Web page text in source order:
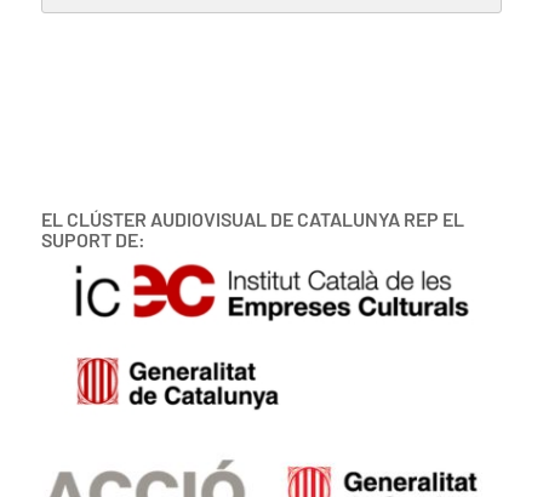
EL CLÚSTER AUDIOVISUAL DE CATALUNYA REP EL
SUPORT DE: